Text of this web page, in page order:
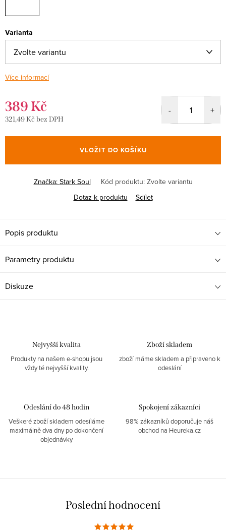
Varianta
Více informací
389 Kč
321,49 Kč bez DPH
cena:
VLOŽIT DO KOŠÍKU
Značka: Stark Soul Kód produktu: Zvolte variantu
Dotaz k produktu
Sdílet
Popis produktu
Parametry produktu
Diskuze
Nejvyšší kvalita
Produkty na našem e-shopu jsou
vždy té nejvyšší kvality.
Zboží skladem
zboží máme skladem a připraveno k
odeslání
Odeslání do 48 hodin
Veškeré zboží skladem odesíláme
maximálně dva dny po dokončení
objednávky
Spokojení zákazníci
98% zákazníků doporučuje náš
obchod na Heureka.cz
Poslední hodnocení